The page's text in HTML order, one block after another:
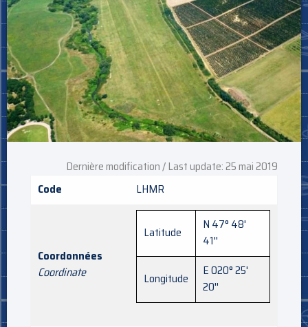
Dernière modification / Last update: 25 mai 2019
Code
LHMR
Coordonnées
Coordinate
Latitude
N 47° 48'
41''
Longitude
E 020° 25'
20''